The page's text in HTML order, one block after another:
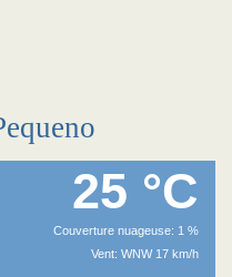
25 °C
Couverture nuageuse: 1 %
Vent: WNW 17 km/h